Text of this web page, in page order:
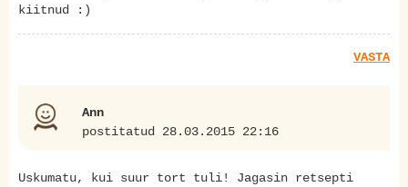
kiitnud :)
VASTA
Ann
postitatud 28.03.2015 22:16
Uskumatu, kui suur tort tuli! Jagasin retsepti